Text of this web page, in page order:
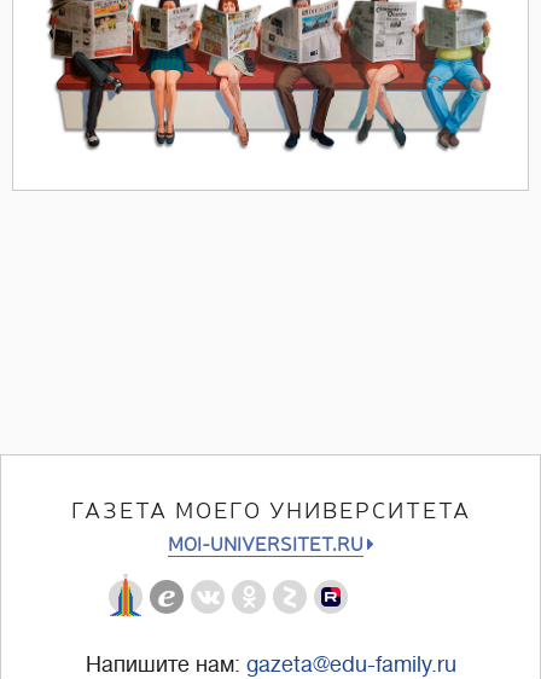
ГАЗЕТА МОЕГО УНИВЕРСИТЕТА
MOI-UNIVERSITET.RU
Напишите нам: gazeta@edu-family.ru